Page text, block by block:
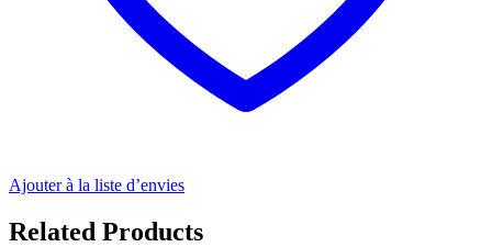
Ajouter à la liste d’envies
Related Products